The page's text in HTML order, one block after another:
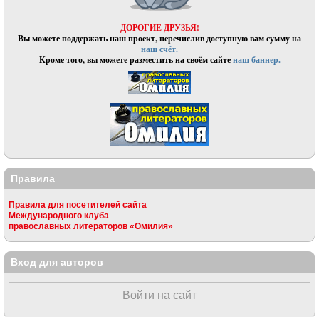
ДОРОГИЕ ДРУЗЬЯ!
Вы можете поддержать наш проект, перечислив доступную вам сумму на
наш счёт.
Кроме того, вы можете разместить на своём сайтенаш баннер.
Правила
Правила для посетителей сайта
Международного клуба
православных литераторов «Омилия»
Вход для авторов
Войти на сайт